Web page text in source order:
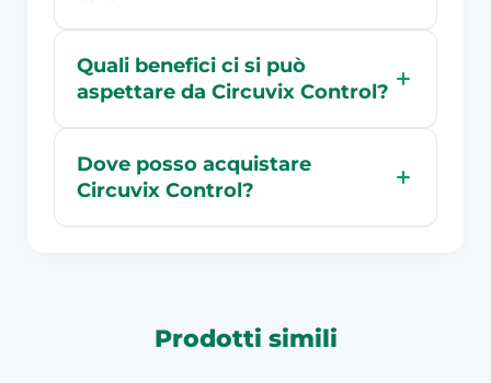
Quali benefici ci si può
aspettare da Circuvix Control?
Dove posso acquistare
Circuvix Control?
Prodotti simili